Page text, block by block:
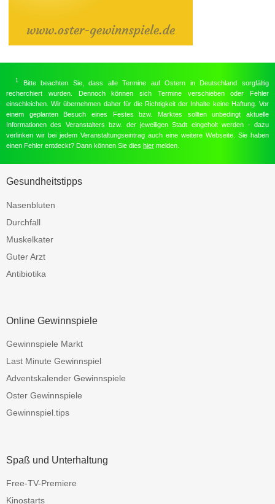
1 Bitte beachten Sie, dass alle Termine auf Ostern in Deutschland sorgfältig
recherchiert wurden. Dennoch können sich Termine verschieben oder Fehler
einschleichen. Wir übernehmen daher für die Richtigkeit der Inhalte keine Haftung. Vor
einem geplanten Besuch eines Festes bzw. Marktes sollten unbedingt aktuelle
Informationen des Veranstalters bzw. der jeweiligen Stadt eingeholt werden - dazu
verlinken wir bei jedem Veranstaltungseintrag auch eine weitere Webseite. Sie haben
einen Fehler entdeckt? Dann können Sie dies hier melden.
Gesundheitstipps
Nasenbluten
Durchfall
Muskelkater
Guter Arzt
Antibiotika
Online Gewinnspiele
Gewinnspiele Markt
Last Minute Gewinnspiel
Adventskalender Gewinnspiele
Oster Gewinnspiele
Gewinnspiel.tips
Spaß und Unterhaltung
Free-TV-Premiere
Kinostarts